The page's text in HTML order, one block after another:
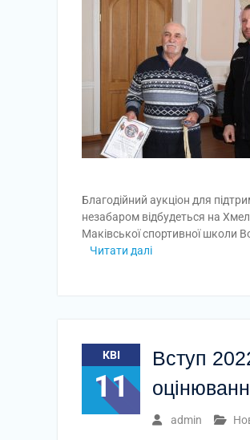
Благодійний аукціон для
незабаром відбудеться на
Маківської спортивної школи
Читати далі
КВІ
11
Вступ
admin